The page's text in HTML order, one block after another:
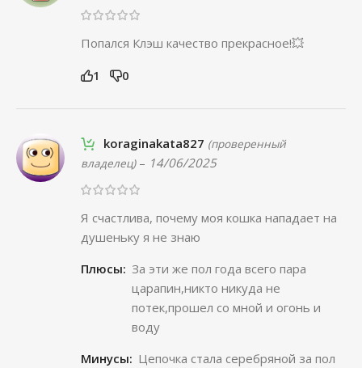
Попался Клэш качество прекрасное!💥
1 0
koraginakata827 (проверенный
владелец) – 14/06/2025
Я счастлива, почему моя кошка нападает на
душеньку я не знаю
Плюсы: За эти же пол года всего пара
царапин,никто никуда не
потек,прошел со мной и огонь и
воду
Минусы: Цепочка стала серебряной за пол